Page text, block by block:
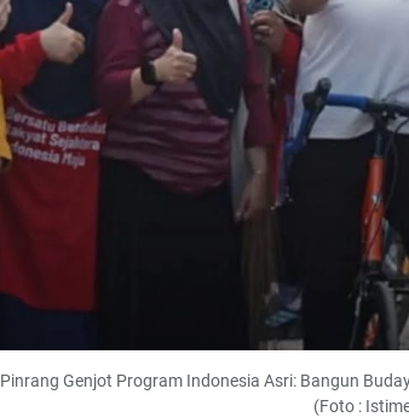
Pinrang Genjot Program Indonesia Asri: Bangun
(Foto :